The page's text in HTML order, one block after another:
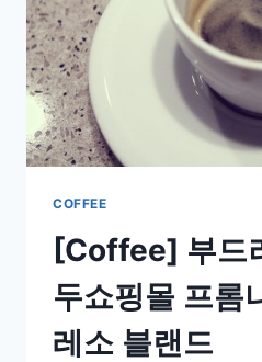
스
폴
라
시
음
기
COFFEE
[Coffee] 부드
두쇼핑몰 프롬
레소 블랜드